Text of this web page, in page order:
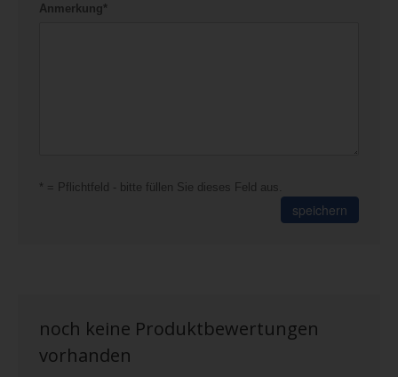
Anmerkung*
* = Pflichtfeld - bitte füllen Sie dieses Feld aus.
speichern
noch keine Produktbewertungen
vorhanden